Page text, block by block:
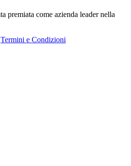
premiata come azienda leader nella
Termini e Condizioni